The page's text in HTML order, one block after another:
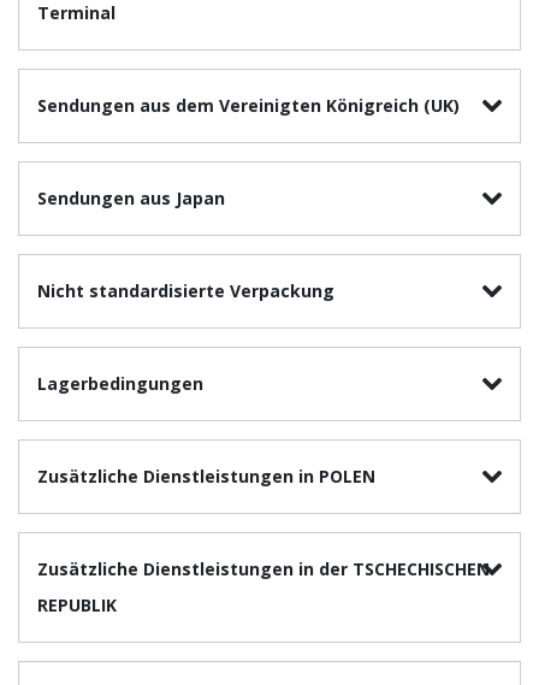
Terminal
Sendungen aus dem Vereinigten Königreich (UK)
Sendungen aus Japan
Nicht standardisierte Verpackung
Lagerbedingungen
Zusätzliche Dienstleistungen in POLEN
Zusätzliche Dienstleistungen in der TSCHECHISCHEN
REPUBLIK